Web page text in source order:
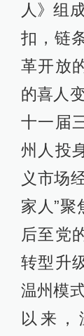
人》组
扣，链
革开放
的喜人
十一届
州人投
义市场
家人”聚
后至党
转型升
温州模
以来，